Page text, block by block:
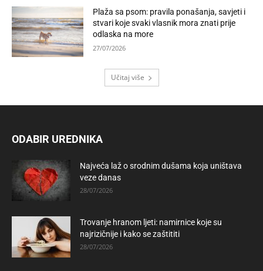
Plaža sa psom: pravila ponašanja, savjeti i
stvari koje svaki vlasnik mora znati prije
odlaska na more
27/07/2026
Učitaj više
ODABIR UREDNIKA
Najveća laž o srodnim dušama koja uništava
veze danas
28/07/2026
Trovanje hranom ljeti: namirnice koje su
najrizičnije i kako se zaštititi
28/07/2026